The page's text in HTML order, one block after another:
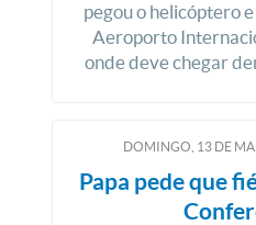
pegou o helicóptero
Aeroporto
onde deve chegar
DOMINGO, 13 DE
Papa pede que